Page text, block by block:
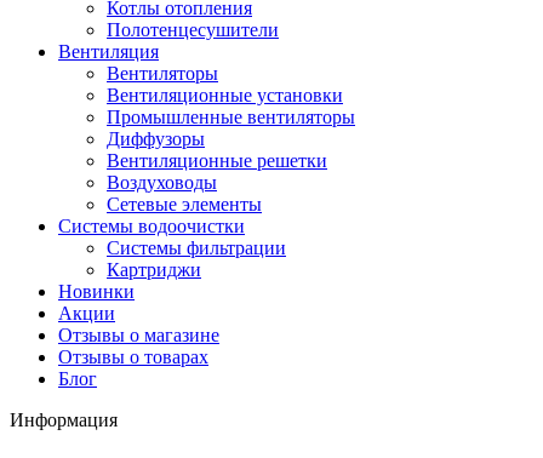
Котлы отопления
Полотенцесушители
Вентиляция
Вентиляторы
Вентиляционные установки
Промышленные вентиляторы
Диффузоры
Вентиляционные решетки
Воздуховоды
Сетевые элементы
Системы водоочистки
Системы фильтрации
Картриджи
Новинки
Акции
Отзывы о магазине
Отзывы о товарах
Блог
Информация